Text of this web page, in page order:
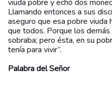
viuda pobre y echó dos
Llamando entonces a sus
aseguro que esa pobre viuda
que todos. Porque los
sobraba; pero ésta, en su
tenía para vivir”.
Palabra del Señor